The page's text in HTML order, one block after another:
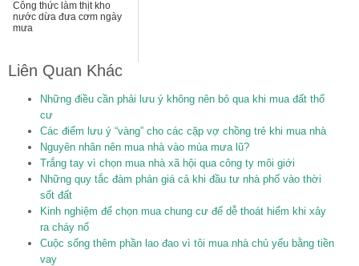
Công thức làm thịt kho
nước dừa đưa cơm ngày
mưa
Liên Quan Khác
Những điều cần phải lưu ý không nên bỏ qua khi mua đất thổ
cư
Các điểm lưu ý “vàng” cho các cặp vợ chồng trẻ khi mua nhà
Nguyên nhân nên mua nhà vào mùa mưa lũ?
Trắng tay vì chọn mua nhà xã hội qua công ty môi giới
Những quy tắc đàm phán giá cả khi đầu tư nhà phố vào thời
sốt đất
Kinh nghiệm để chọn mua chung cư để dễ thoát hiểm khi xảy
ra cháy nổ
Cuộc sống thêm phần lao đao vì tôi mua nhà chủ yếu bằng tiền
vay